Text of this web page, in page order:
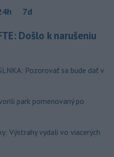
7d
Došlo k narušeniu
Pozorovať sa bude dať v
park pomenovaný po
Výstrahy vydali vo viacerých